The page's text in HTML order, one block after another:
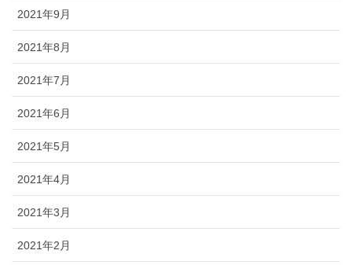
2021年9月
2021年8月
2021年7月
2021年6月
2021年5月
2021年4月
2021年3月
2021年2月